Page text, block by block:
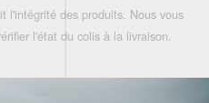
l'intégrité des produits. Nous vous
l'état du colis à la livraison.